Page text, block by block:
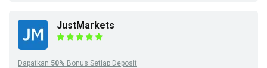
JustMarkets
Dapatkan 50% Bonus Setiap Deposit